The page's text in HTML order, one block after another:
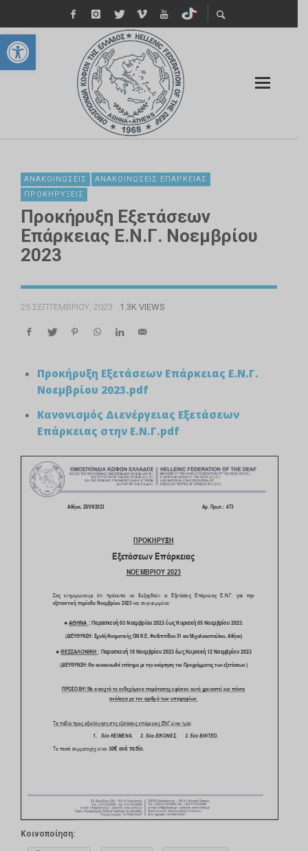
Ανοίξτε τη γραμμή εργαλείων
ΑΝΑΚΟΙΝΏΣΕΙΣ
ΑΝΑΚΟΙΝΏΣΕΙΣ ΕΠΆΡΚΕΙΑΣ
ΠΡΟΚΗΡΎΞΕΙΣ
Προκήρυξη Εξετάσεων
Επάρκειας Ε.Ν.Γ. Νοεμβρίου
2023
25 ΣΕΠΤΕΜΒΡΊΟΥ, 2023 1.3K VIEWS
Προκήρυξη Εξετάσεων Επάρκειας Ε.Ν.Γ.
Νοεμβρίου 2023.pdf
Κανονισμός Διενέργειας Εξετάσεων
Επάρκειας στην Ε.Ν.Γ.pdf
Κοινοποίηση: